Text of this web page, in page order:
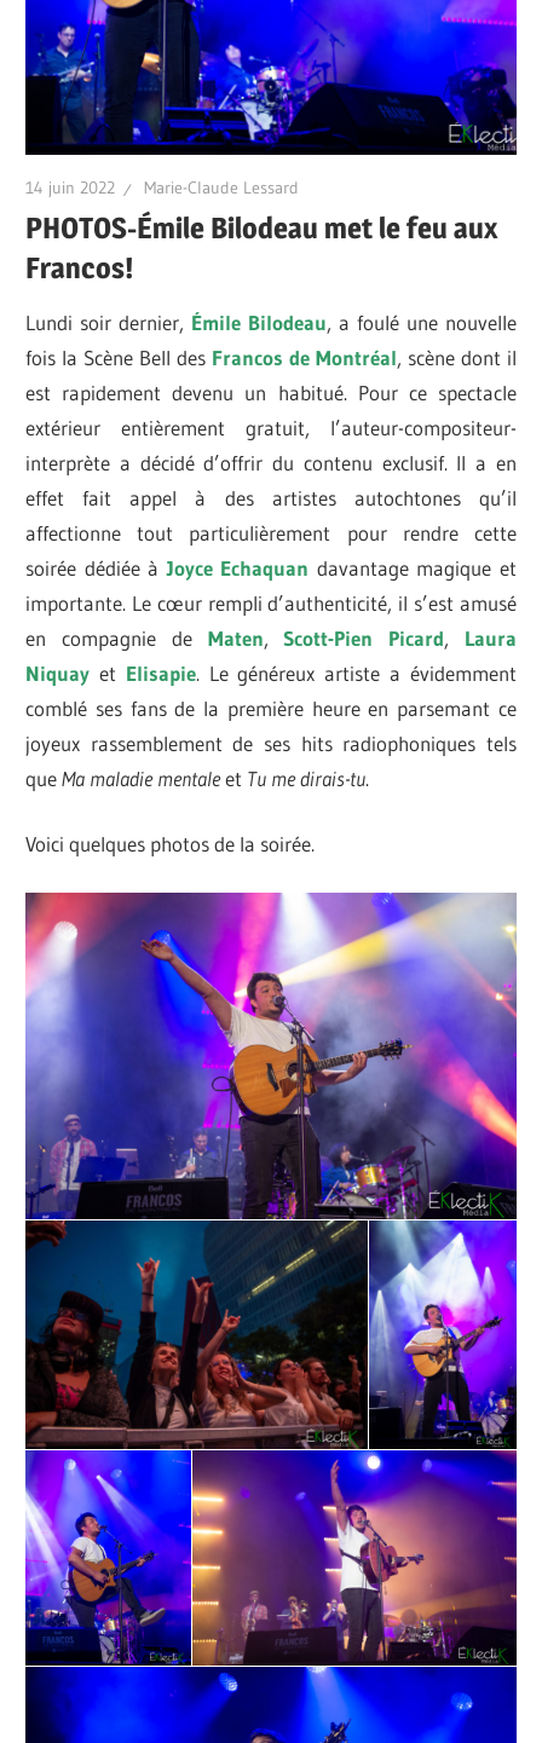
14 juin 2022 Marie-Claude Lessard
PHOTOS-Émile Bilodeau met le feu aux
Francos!
Lundi soir dernier, Émile Bilodeau, a foulé une nouvelle
fois la Scène Bell des Francos de Montréal, scène dont il
est rapidement devenu un habitué. Pour ce spectacle
extérieur entièrement gratuit, l’auteur-compositeur-
interprète a décidé d’offrir du contenu exclusif. Il a en
effet fait appel à des artistes autochtones qu’il
affectionne tout particulièrement pour rendre cette
soirée dédiée àJoyce Echaquan davantage magique et
importante. Le cœur rempli d’authenticité, il s’est amusé
en compagnie de Maten,Scott-Pien Picard, Laura
Niquay et Elisapie. Le généreux artiste a évidemment
comblé ses fans de la première heure en parsemant ce
joyeux rassemblement de ses hits radiophoniques tels
queMa maladie mentaleet Tu me dirais-tu.
Voici quelques photos de la soirée.